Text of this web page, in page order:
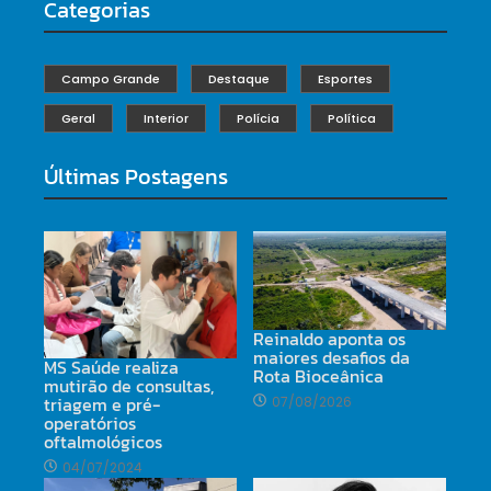
Categorias
Campo Grande Destaque Esportes
Geral Interior Polícia Política
Últimas Postagens
MS Saúde realiza
mutirão de consultas,
triagem e pré-
operatórios
oftalmológicos
04/07/2024
Reinaldo aponta os
maiores desafios da
Rota Bioceânica
07/08/2026